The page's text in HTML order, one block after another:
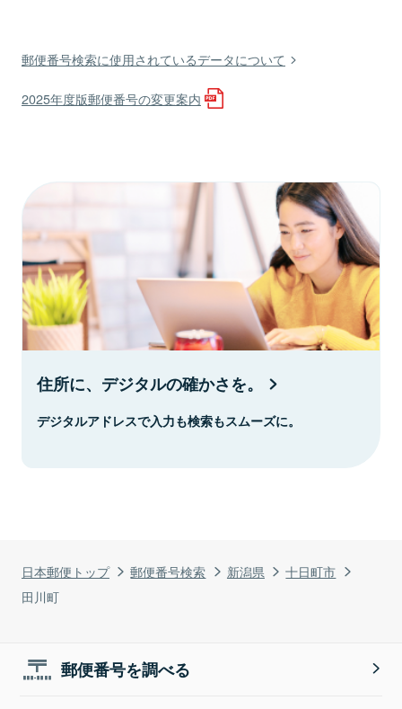
日本郵便トップ 郵便番号検索 新潟県
十日町市
田川町
郵便番号検索に使用されているデータについて
2025年度版郵便番号の変更案内
住所に、デジタルの確かさを。
デジタルアドレスで入力も検索もスムーズに。
郵便番号を調べる